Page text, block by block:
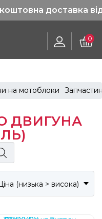
доставка від 1200
0
на мотоблоки
ДВИГУНА
(низька > висока)